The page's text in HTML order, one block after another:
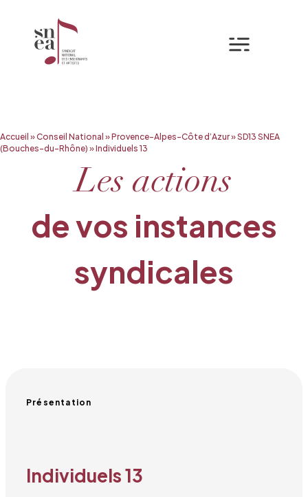
Aller
au
Accueil »Conseil National »Provence-Alpes-Côte d’Azur»SD13 SNEA
(Bouches-du-Rhône) »Individuels 13
Les actions
de vos instances
syndicales
Présentation
Individuels 13